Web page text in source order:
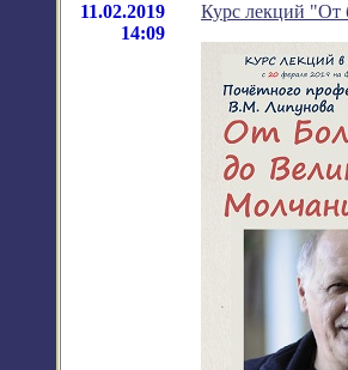
11.02.2019
14:09
Курс лекций "От